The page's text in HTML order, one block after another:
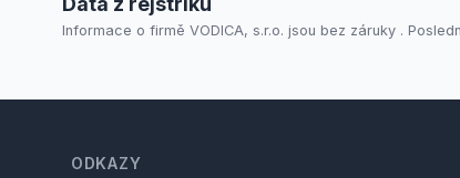
Informace o firmě VODICA, s.r.o. jsou bez záruky .
ODKAZY